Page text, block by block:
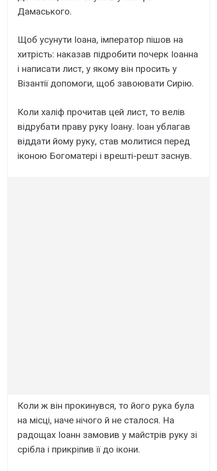
Дамаського.
Щоб усунути Іоана, імператор пішов на
хитрість: наказав підробити почерк Іоанна
і написати лист, у якому він просить у
Візантії допомоги, щоб завоювати Сирію.
Коли халіф прочитав цей лист, то велів
відрубати праву руку Іоану. Іоан ублагав
віддати йому руку, став молитися перед
іконою Богоматері і врешті-решт заснув.
Коли ж він прокинувся, то його рука була
на місці, наче нічого й не сталося. На
радощах Іоанн замовив у майстрів руку зі
срібла і прикріпив її до ікони.